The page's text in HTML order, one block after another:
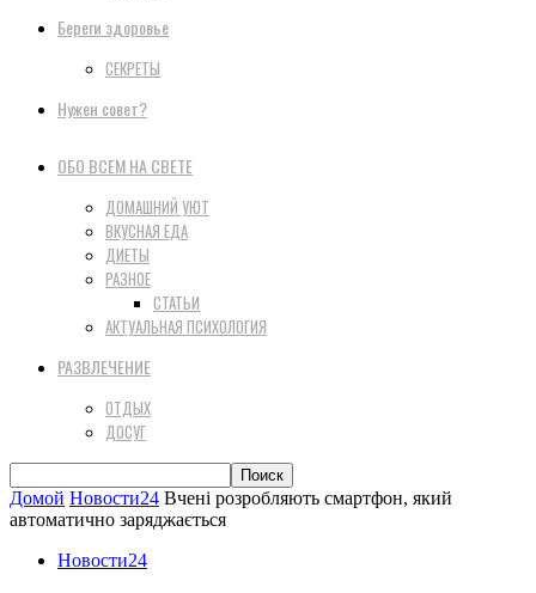
Береги здоровье
СЕКРЕТЫ
Нужен совет?
ОБО ВСЕМ НА СВЕТЕ
ДОМАШНИЙ УЮТ
ВКУСНАЯ ЕДА
ДИЕТЫ
РАЗНОЕ
СТАТЬИ
АКТУАЛЬНАЯ ПСИХОЛОГИЯ
РАЗВЛЕЧЕНИЕ
ОТДЫХ
ДОСУГ
Домой Новости24 Вчені розробляють смартфон, який
автоматично заряджається
Новости24